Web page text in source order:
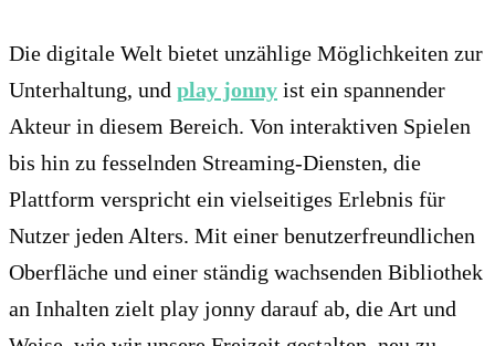
Die digitale Welt bietet unzählige Möglichkeiten zur
Unterhaltung, und play jonny ist ein spannender
Akteur in diesem Bereich. Von interaktiven Spielen
bis hin zu fesselnden Streaming-Diensten, die
Plattform verspricht ein vielseitiges Erlebnis für
Nutzer jeden Alters. Mit einer benutzerfreundlichen
Oberfläche und einer ständig wachsenden Bibliothek
an Inhalten zielt play jonny darauf ab, die Art und